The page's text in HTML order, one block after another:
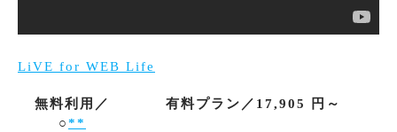
LiVE for WEB Life
無料利用／
○**
有料プラン／17,905 円～